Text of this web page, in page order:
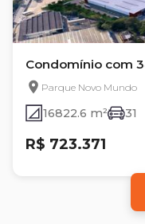
Condomínio com
Parque Novo Mundo
16822.6 m² 31
R$ 723.371